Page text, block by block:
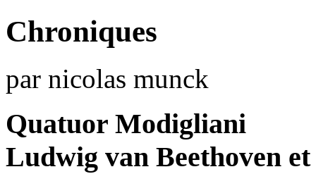
Chroniques
par nicolas munck
Quatuor Modigliani
Ludwig van Beethoven et